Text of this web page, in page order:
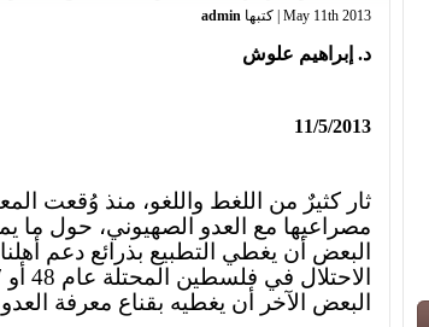
May 11th 2013 | كتبها admin
د. إبراهيم علوش
11/5/2013
ثار كثيرٌ من اللغط واللغو، منذ وُقعت
مصراعيها مع العدو الصهيوني، حول ما
البعض أن يغطي التطبيع بذرائع دعم
البعض الآخر أن يغطيه بقناع معرفة